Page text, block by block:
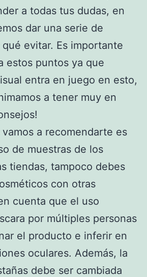
a todas tus dudas, en
dar una serie de
evitar. Es importante
estos puntos ya que
entra en juego en esto,
a tener muy en
a recomendarte es
de muestras de los
tiendas, tampoco debes
con otras
cuenta que el uso
por múltiples personas
el producto e inferir en
oculares. Además, la
debe ser cambiada